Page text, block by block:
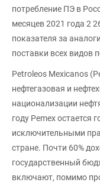
потребление ПЭ в
месяцев 2021 года 2
показателя за
поставки всех видов
Petroleos Mexicanos
нефтегазовая и
национализации
году Pemex остается
исключительными
стране. Почти 60%
государственный
включают, помимо